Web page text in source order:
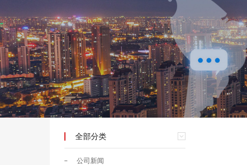
全部分类
公司新闻